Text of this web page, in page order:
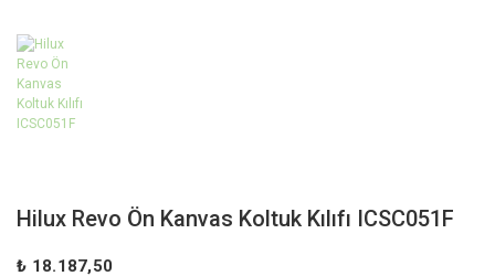
Hilux Revo Ön Kanvas Koltuk Kılıfı ICSC051F
₺ 18.187,50